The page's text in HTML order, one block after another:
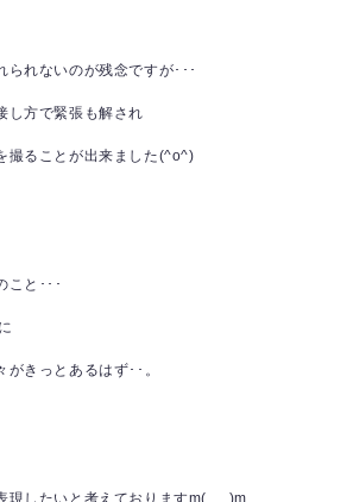
られないのが残念ですが･･･
し方で緊張も解され
撮ることが出来ました(^o^)
こと･･･
きっとあるはず･･。
現したいと考えておりますm(_ _)m